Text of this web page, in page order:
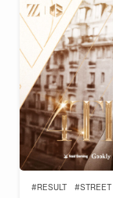
#RESULT